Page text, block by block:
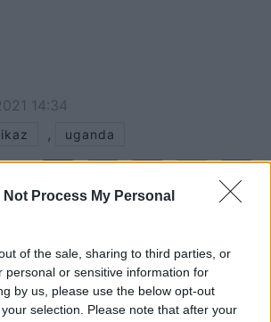
Not Process My Personal
of the sale, sharing to third parties, or
personal or sensitive information for
by us, please use the below opt-out
selection. Please note that after your
14:34
, uganda